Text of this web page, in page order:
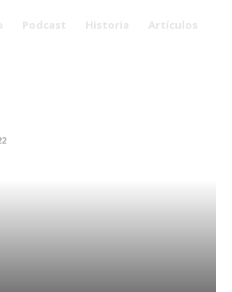
Podcast Historia Artículos